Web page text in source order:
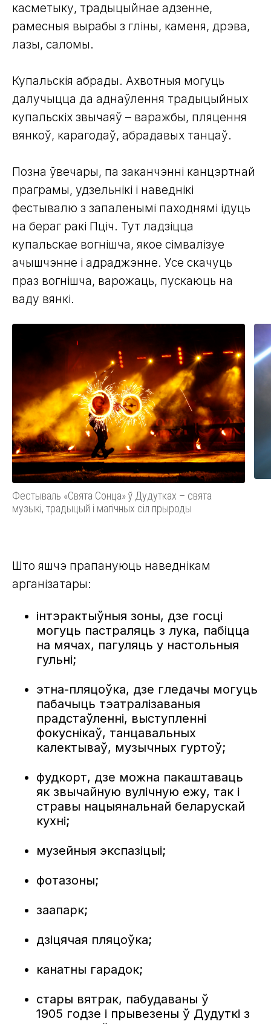
касметыку, традыцыйнае адзенне,
рамесныя вырабы з гліны, каменя, дрэва,
лазы, саломы.
Купальскія абрады. Ахвотныя могуць
далучыцца да аднаўлення традыцыйных
купальскіх звычаяў – варажбы, пляцення
вянкоў, карагодаў, абрадавых танцаў.
Позна ўвечары, па заканчэнні канцэртнай
праграмы, удзельнікі і наведнікі
фестывалю з запаленымі паходнямі ідуць
на бераг ракі Пціч. Тут ладзіцца
купальскае вогнішча, якое сімвалізуе
ачышчэнне і адраджэнне. Усе скачуць
праз вогнішча, варожаць, пускаюць на
ваду вянкі.
Фестываль «Свята Сонца» ў Дудутках – свята
музыкі, традыцый і магічных сіл прыроды
Што яшчэ прапануюць наведнікам
арганізатары:
інтэрактыўныя зоны, дзе госці
могуць пастраляць з лука, пабіцца
на мячах, пагуляць у настольныя
гульні;
этна-пляцоўка, дзе гледачы могуць
пабачыць тэатралізаваныя
прадстаўленні, выступленні
фокуснікаў, танцавальных
калектываў, музычных гуртоў;
фудкорт, дзе можна пакаштаваць
як звычайную вулічную ежу, так і
стравы нацыянальнай беларускай
кухні;
музейныя экспазіцыі;
фотазоны;
заапарк;
дзіцячая пляцоўка;
канатны гарадок;
стары вятрак, пабудаваны ў
1905 годзе і прывезены ў Дудуткі з